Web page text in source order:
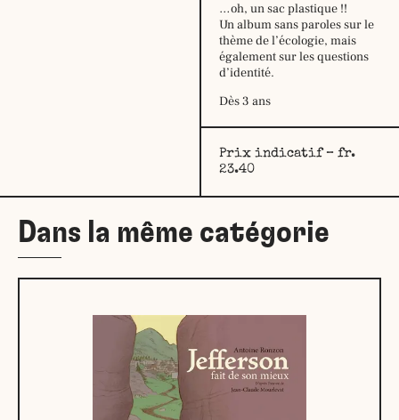
Horaire
29
14h –
18h30
…oh, un sac plastique !!
Un album sans paroles sur le
thème de l’écologie, mais
également sur les questions
d’identité.
Dès 3 ans
Prix indicatif – fr.
23.40
Dans la même catégorie